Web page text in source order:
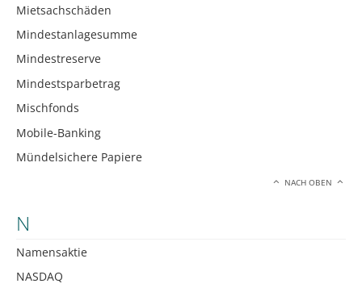
Mietsachschäden
Mindestanlagesumme
Mindestreserve
Mindestsparbetrag
Mischfonds
Mobile-Banking
Mündelsichere Papiere
NACH OBEN
N
Namensaktie
NASDAQ